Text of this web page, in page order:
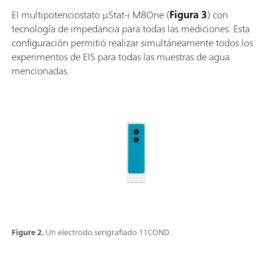
Figure 2.Un electrodo serigrafiado 11COND.
El multipotenciostato µStat-i M8One (Figura 3) con
tecnología de impedancia para todas las mediciones. Esta
configuración permitió realizar simultáneamente todos los
experimentos de EIS para todas las muestras de agua
mencionadas.